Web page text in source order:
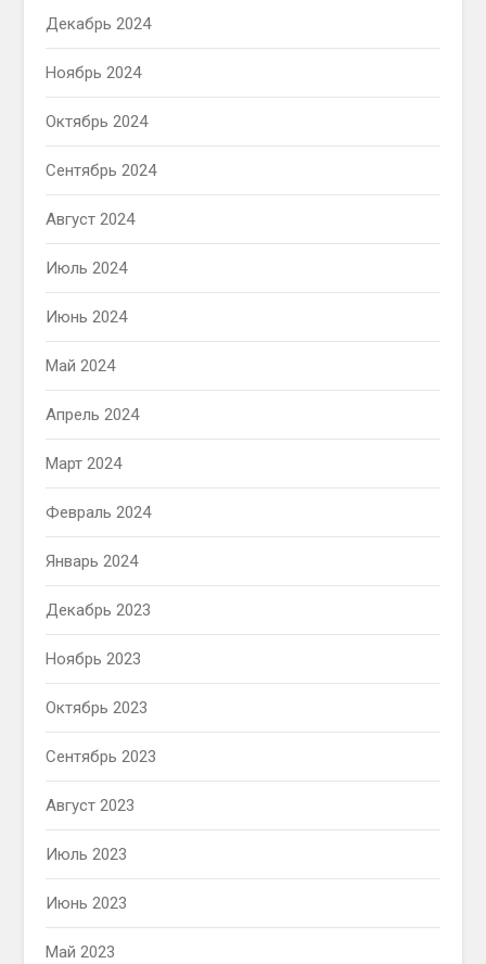
Декабрь 2024
Ноябрь 2024
Октябрь 2024
Сентябрь 2024
Август 2024
Июль 2024
Июнь 2024
Май 2024
Апрель 2024
Март 2024
Февраль 2024
Январь 2024
Декабрь 2023
Ноябрь 2023
Октябрь 2023
Сентябрь 2023
Август 2023
Июль 2023
Июнь 2023
Май 2023